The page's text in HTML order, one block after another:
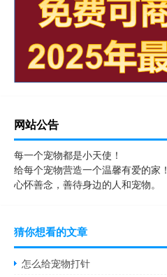
网站公告
每一个宠物都是小天使！
给每个宠物营造一个温馨有爱的家！
心怀善念，善待身边的人和宠物。
猜你想看的文章
怎么给宠物打针